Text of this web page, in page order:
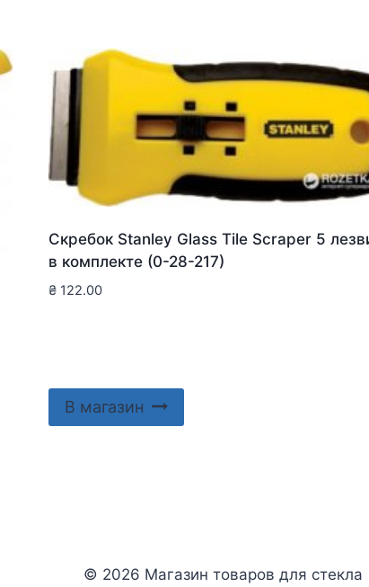
Скребок Stanley Glass Tile Scraper 5
в комплекте (0-28-217)
₴ 122.00
В магазин
© 2026 Магазин товаров для стекла